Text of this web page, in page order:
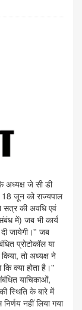
अध्यक्ष जे सी डी
18 जून को राज्यपाल
की अवधि एवं
में) जब भी कार्य
जायेगी।'' जब
प्रोटोकॉल या
तो अध्यक्ष ने
क्या होता है।''
याचिकाओं,
स्थिति के बारे में
नहीं लिया गया